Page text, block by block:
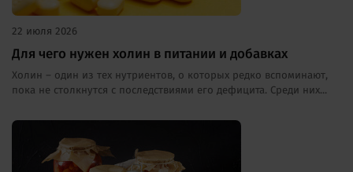
22 июля 2026
Для чего нужен холин в питании и добавках
Холин – один из тех нутриентов, о которых редко вспоминают,
пока не столкнутся с последствиями его дефицита. Среди них...